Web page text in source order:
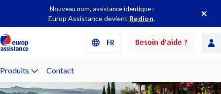
Nouveau nom, assistance identique :
Europ Assistance devient Redion.
FR Besoin d'aide ?
Produits Contact